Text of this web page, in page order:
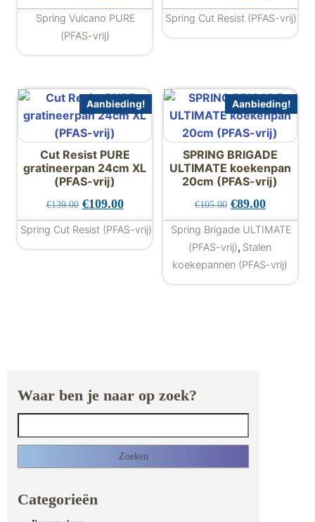
Spring Vulcano PURE
(PFAS-vrij)
Spring Cut Resist (PFAS-vrij)
Aanbieding!
Cut Resist PURE
gratineerpan 24cm XL
(PFAS-vrij)
€139.00 Oorspronkelijke prijs was: €139.00.
€109.00Huidige prijs is: €109.00.
Spring Cut Resist (PFAS-vrij)
Aanbieding!
SPRING BRIGADE
ULTIMATE koekenpan
20cm (PFAS-vrij)
€105.00 €89.00Huidige
Spring Brigade ULTIMATE
(PFAS-vrij), Stalen
koekepannen (PFAS-vrij)
Waar ben je naar op zoek?
Categorieën